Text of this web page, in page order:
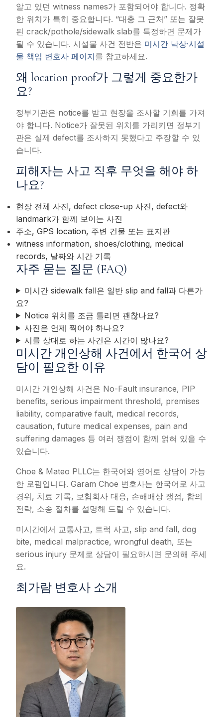
알고 있던 witness names가 포함되어야 합니다. 정확
한 위치가 특히 중요합니다. “대충 그 근처” 또는 잘못
된 crack/pothole/sidewalk slab를 특정하면 문제가
될 수 있습니다. 시설물 사건 전반은 미시간 낙상·시설
물 책임 변호사 페이지를 참고하세요.
왜 location proof가 그렇게 중요한가
요?
정부기관은 notice를 받고 현장을 조사할 기회를 가져
야 합니다. Notice가 잘못된 위치를 가리키면 정부기
관은 실제 defect를 조사하지 못했다고 주장할 수 있
습니다.
피해자는 사고 직후 무엇을 해야 하
나요?
현장 전체 사진, defect close-up 사진, defect와
landmark가 함께 보이는 사진
주소, GPS location, 주변 건물 또는 표지판
witness information, shoes/clothing, medical
records, 날짜와 시간 기록
자주 묻는 질문 (FAQ)
미시간 sidewalk fall은 일반 slip and fall과 다른가
요?
Notice 위치를 조금 틀리면 괜찮나요?
사진은 언제 찍어야 하나요?
시를 상대로 하는 사건은 시간이 많나요?
미시간 개인상해 사건에서 한국어 상
담이 필요한 이유
미시간 개인상해 사건은 No-Fault insurance, PIP
benefits, serious impairment threshold, premises
liability, comparative fault, medical records,
causation, future medical expenses, pain and
suffering damages 등 여러 쟁점이 함께 얽혀 있을 수
있습니다.
Choe & Mateo PLLC는 한국어와 영어로 상담이 가능
한 로펌입니다. Garam Choe 변호사는 한국어로 사고
경위, 치료 기록, 보험회사 대응, 손해배상 쟁점, 합의
전략, 소송 절차를 설명해 드릴 수 있습니다.
미시간에서 교통사고, 트럭 사고, slip and fall, dog
bite, medical malpractice, wrongful death, 또는
serious injury 문제로 상담이 필요하시면 문의해 주세
요.
최가람 변호사 소개